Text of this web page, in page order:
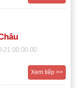
21 00:00:00
Xem tiếp >>